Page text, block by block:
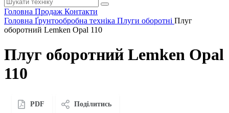
Головна Продаж Контакти
Головна Ґрунтообробна техніка Плуги оборотні Плуг
оборотний Lemken Opal 110
Плуг оборотний Lemken Opal
110
PDF Поділитись